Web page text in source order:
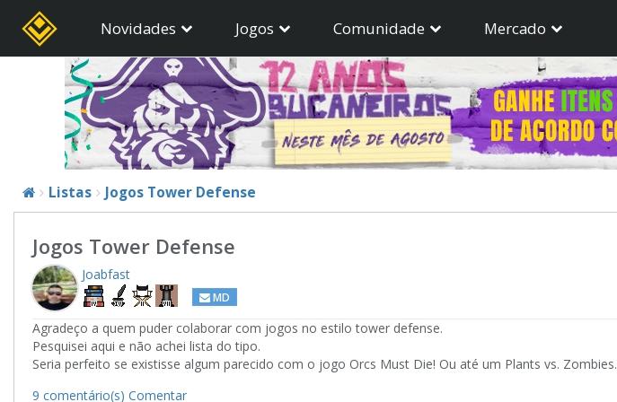
Novidades Jogos Comunidade Mercado
Listas Jogos Tower Defense
Jogos Tower Defense
Joabfast
MD
Agradeço a quem puder colaborar com jogos no estilo tower defense.
Pesquisei aqui e não achei lista do tipo.
Seria perfeito se existisse algum parecido com o jogo Orcs Must Die! Ou até um Plants vs. Zombies.
9 comentário(s) Comentar